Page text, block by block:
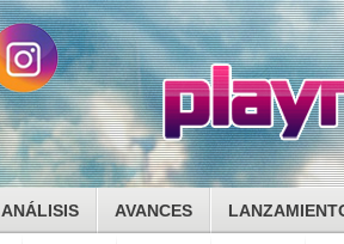
ANÁLISIS AVANCES